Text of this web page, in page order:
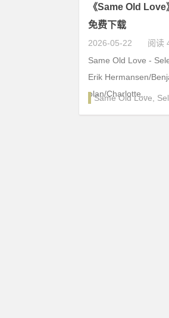
《Same Old
免费下载
2026-05-22 阅读
Same Old Love -
Erik Hermansen/
olan/Charlotte...
Same Old Love